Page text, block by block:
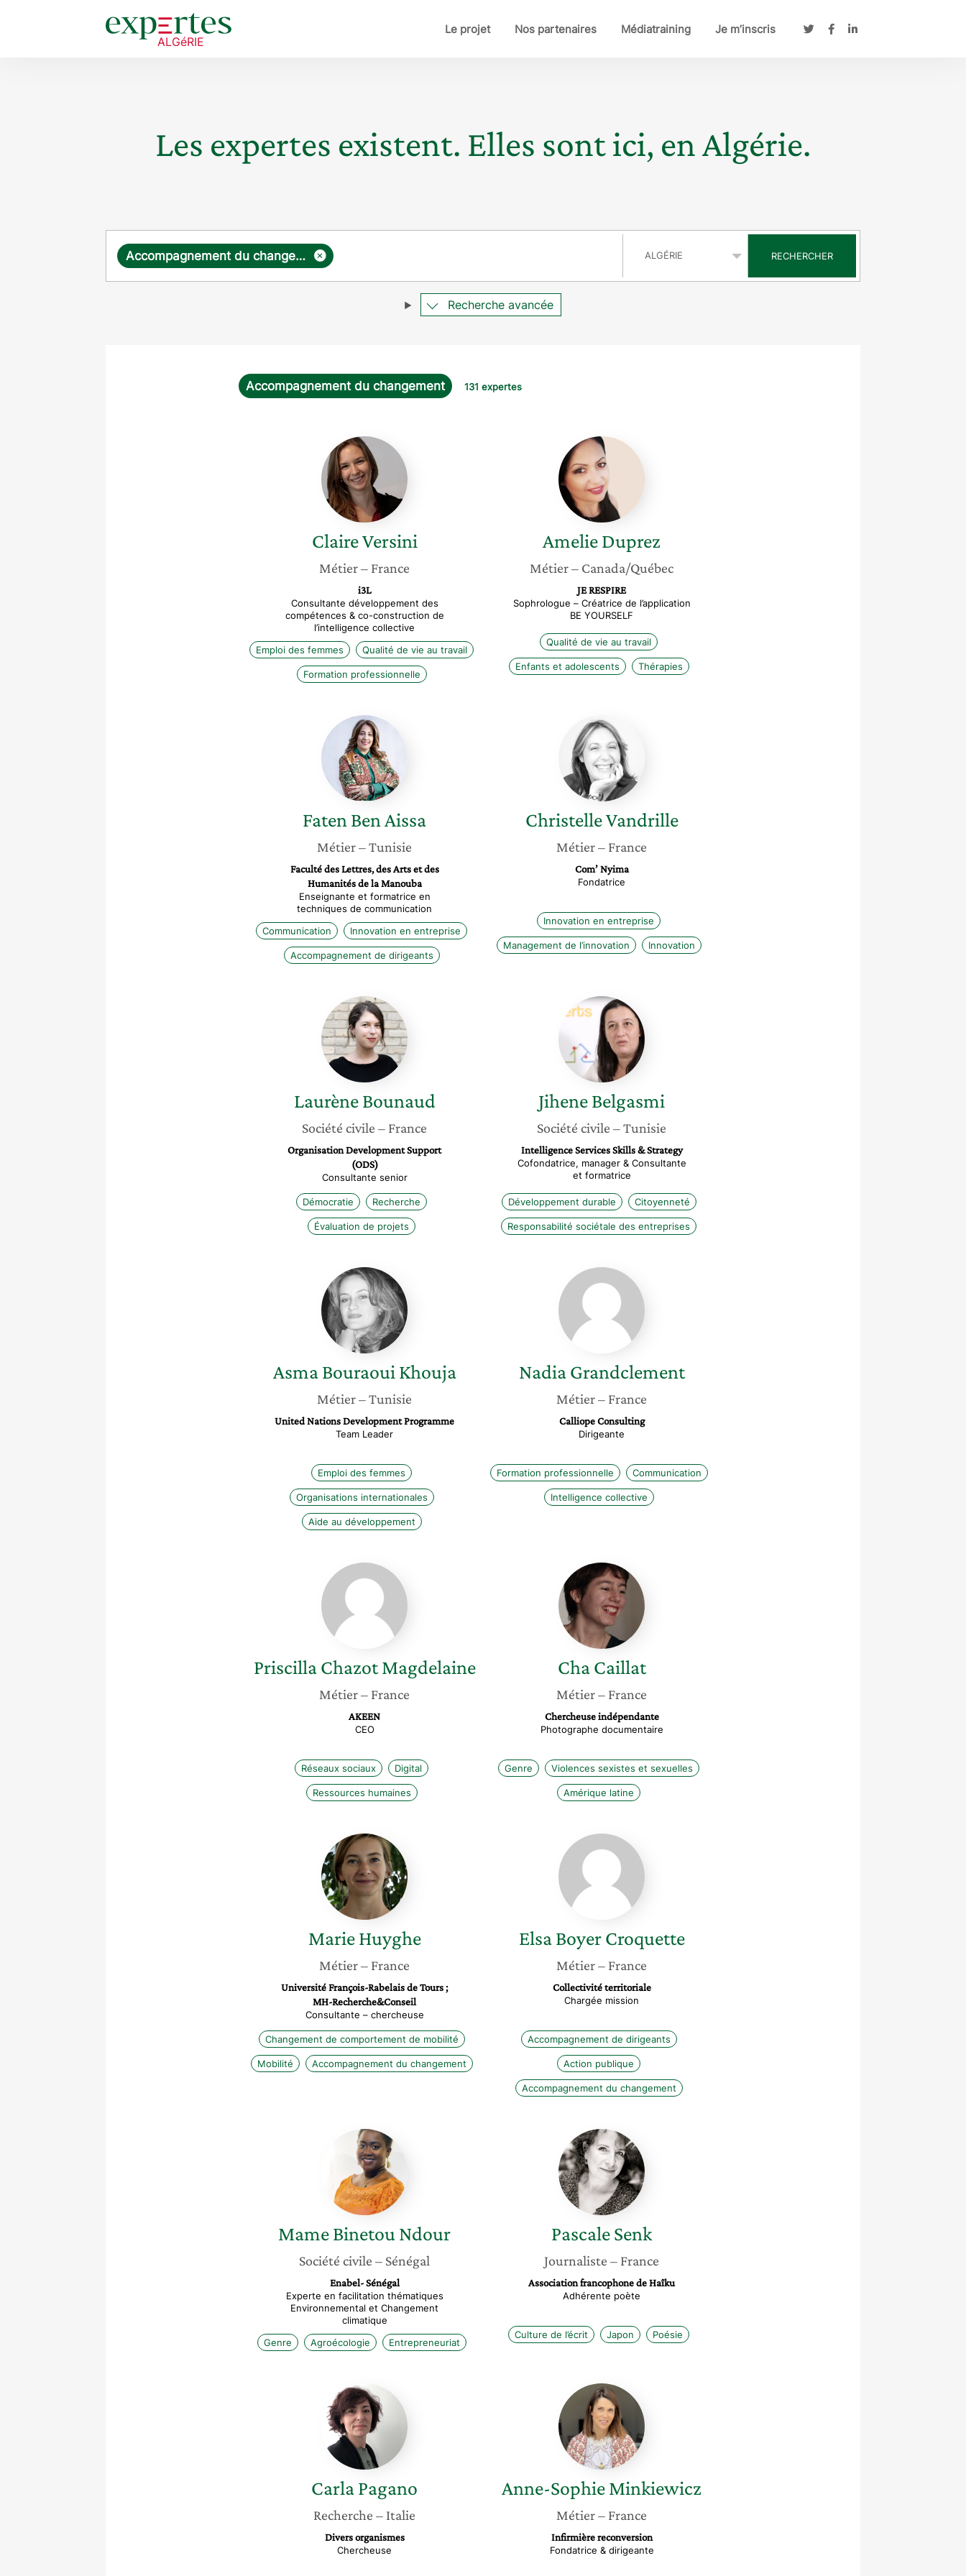
Le projet Nos partenaires Médiatraining Je m’inscris
Les expertes existent. Elles sont ici, en Algérie.
Requête ×
Accompagnement du changement RECHERCHER
Recherche avancée
Accompagnement du changement 131 expertes
Claire
Versini
ClaireVersini
Métier– France
i3L
Consultante développement des
compétences & co-construction de
l’intelligence collective
Emploi des femmes
Qualité de vie au travail
Formation professionnelle
Amelie
Duprez
AmelieDuprez
Métier– Canada/Québec
JE RESPIRE
Sophrologue – Créatrice de l’application
BE YOURSELF
Qualité de vie au travail
Enfants et adolescents Thérapies
Faten
Ben
Aissa
Faten Ben Aissa
Métier– Tunisie
Faculté des Lettres, des Arts et des
Humanités de la Manouba
Enseignante et formatrice en
techniques de communication
Communication
Innovation en entreprise
Accompagnement de dirigeants
Christelle
Vandrille
ChristelleVandrille
Métier– France
Com’ Nyima
Fondatrice
Innovation en entreprise
Management de l’innovation Innovation
Laurène
Bounaud
Laurène Bounaud
Société civile – France
Organisation Development Support
(ODS)
Consultante senior
Démocratie Recherche
Évaluation de projets
Jihene
Belgasmi
JiheneBelgasmi
Société civile – Tunisie
Intelligence Services Skills & Strategy
Cofondatrice, manager & Consultante
et formatrice
Développement durable Citoyenneté
Responsabilité sociétale des entreprises
Asma
Bouraoui
Khouja
Asma Bouraoui Khouja
Métier– Tunisie
United Nations Development Programme
Team Leader
Emploi des femmes
Organisations internationales
Aide au développement
Nadia
Grandclement
Nadia Grandclement
Métier– France
Calliope Consulting
Dirigeante
Formation professionnelle Communication
Intelligence collective
Priscilla
Chazot
Magdelaine
Priscilla Chazot Magdelaine
Métier– France
AKEEN
CEO
Réseaux sociaux Digital
Ressources humaines
Cha
Caillat
Cha Caillat
Métier– France
Chercheuse indépendante
Photographe documentaire
Genre Violences sexistes et sexuelles
Amérique latine
Marie
Huyghe
Marie Huyghe
Métier– France
Université François-Rabelais de Tours ;
MH-Recherche&Conseil
Consultante – chercheuse
Changement de comportement de mobilité
Mobilité Accompagnement du changement
Elsa
Boyer
Croquette
Elsa Boyer Croquette
Métier– France
Collectivité territoriale
Chargée mission
Accompagnement de dirigeants
Action publique
Accompagnement du changement
Mame
Binetou
Ndour
Mame Binetou Ndour
Société civile – Sénégal
Enabel- Sénégal
Experte en facilitation thématiques
Environnemental et Changement
climatique
Genre
Agroécologie Entrepreneuriat
Pascale
Senk
PascaleSenk
Journaliste – France
Association francophone de Haîku
Adhérente poète
Culture de l’écrit Japon Poésie
Carla
Pagano
CarlaPagano
Recherche – Italie
Divers organismes
Chercheuse
Anne-
Sophie
Minkiewicz
Anne-SophieMinkiewicz
Métier– France
Infirmière reconversion
Fondatrice & dirigeante